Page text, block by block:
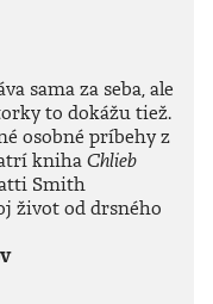
sama za seba, ale
to dokážu tiež.
osobné príbehy z
knihaChlieb
Smith
život od drsného